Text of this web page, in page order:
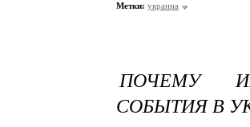
Метки: украина
ПОЧЕМУ
СОБЫТИЯ В